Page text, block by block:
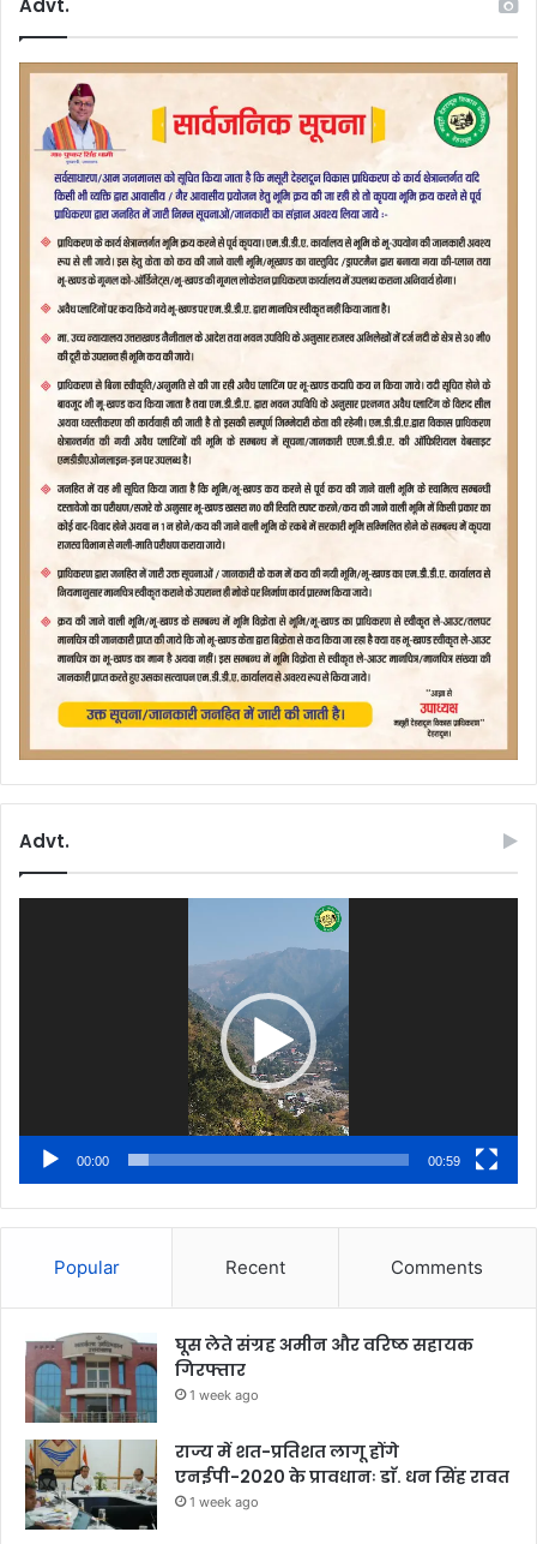
Advt.
Advt.
00:00 00:59
Popular Recent Comments
घूस लेते संग्रह अमीन और वरिष्ठ सहायक
गिरफ्तार
1 week ago
राज्य में शत-प्रतिशत लागू होंगे
एनईपी-2020 के प्रावधानः डाॅ. धन सिंह रावत
1 week ago